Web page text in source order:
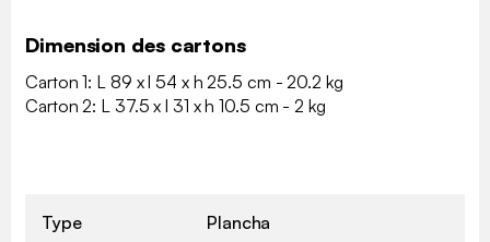
Dimension des cartons
Carton 1: L 89 x l 54 x h 25.5 cm - 20.2 kg
Carton 2: L 37.5 x l 31 x h 10.5 cm - 2 kg
Type Plancha